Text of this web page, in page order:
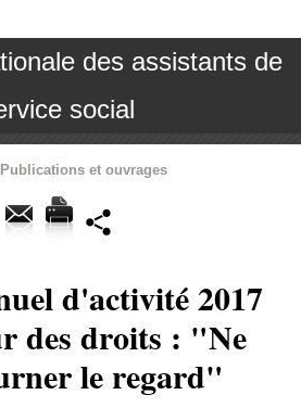
des assistants de
social
Publications et ouvrages
d'activité 2017
des droits : "Ne
le regard"